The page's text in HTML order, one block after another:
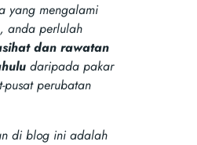
yang mengalami
anda perlulah
dan rawatan
daripada pakar
perubatan
di blog ini adalah